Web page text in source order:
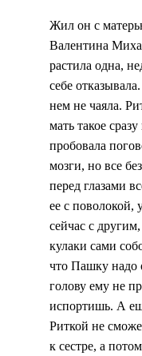
Жил он с
Валентина
растила одна,
себе
нем не чаяла.
мать такое
пробовала
мозги, но все
перед глазами
ее с
сейчас с
кулаки сами
что Пашку надо
голову ему не
испортишь. А
Риткой не
к сестре, а